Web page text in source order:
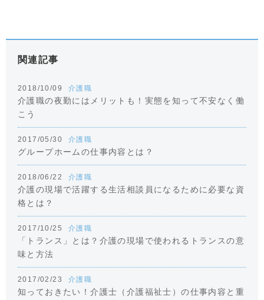
関連記事
2018/10/09 介護職
介護職の夜勤にはメリットも！実態を知って不安なく働
こう
2017/05/30 介護職
グループホームの仕事内容とは？
2018/06/22 介護職
介護の現場で活躍する生活相談員になるために必要な資
格とは？
2017/10/25 介護職
「トランス」とは？介護の現場で使われるトランスの意
味と方法
2017/02/23 介護職
知っておきたい！介護士（介護福祉士）の仕事内容と重